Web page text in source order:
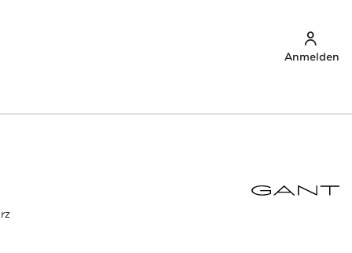
Anmelden